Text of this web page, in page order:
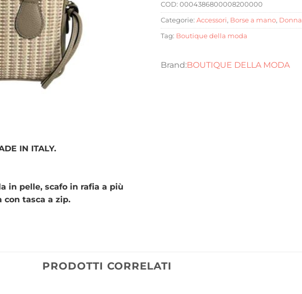
IN ITALY.
in pelle, scafo in rafia a più
con tasca a zip.
COD: 0004386800008200000
Categorie: Accessori, Borse a mano, Donna
Tag: Boutique della moda
BOUTIQUE DELLA MODA
PRODOTTI CORRELATI